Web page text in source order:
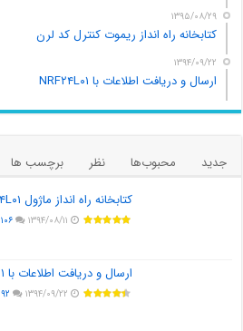
۱۳۹۵/۰۸/۲۹
کتابخانه راه انداز ریموت کنترل کد لرن
۱۳۹۴/۰۹/۲۲
ارسال و دریافت اطلاعات با NRF۲۴L۰۱
جدید محبوب‌ها نظر
برچسب ها
کتابخانه راه انداز ماژول NRF۲۴L۰۱
۱۳۹۴/۰۸/۱۱ ۱۰۶
ارسال و دریافت اطلاعات با NRF۲۴L۰۱
۱۳۹۴/۰۹/۲۲ ۹۲